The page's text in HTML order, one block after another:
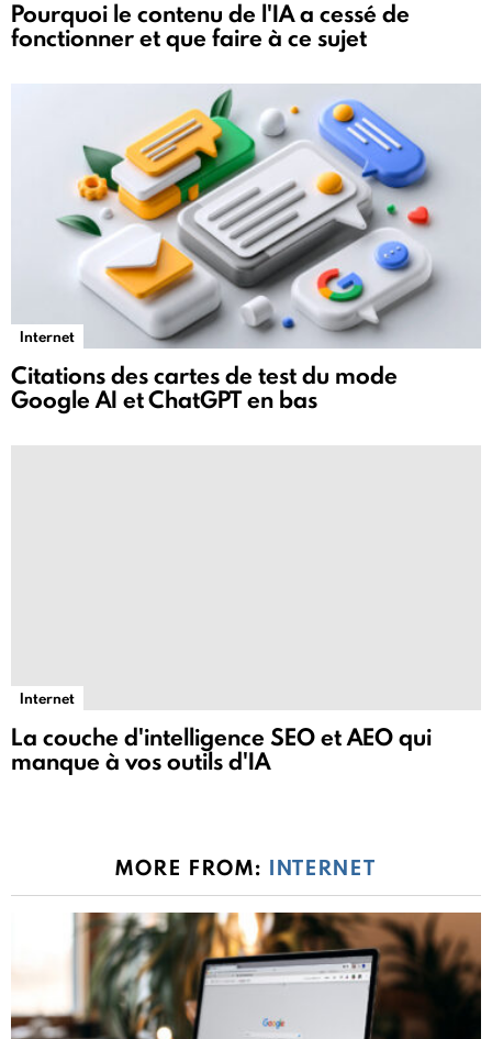
Pourquoi le contenu de l'IA a cessé de
fonctionner et que faire à ce sujet
Internet
Citations des cartes de test du mode
Google AI et ChatGPT en bas
Internet
La couche d'intelligence SEO et AEO qui
manque à vos outils d'IA
MORE FROM: INTERNET